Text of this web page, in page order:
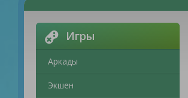
Игры
Аркады
Экшен